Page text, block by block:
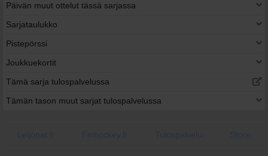
Päivän muut ottelut tässä sarjassa
Sarjataulukko
Pistepörssi
Joukkuekortit
Tämä sarja tulospalvelussa
Tämän tason muut sarjat tulospalvelussa